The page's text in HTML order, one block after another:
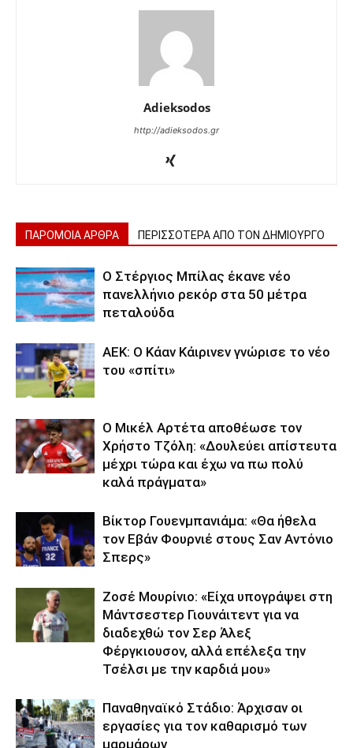
Adieksodos
http://adieksodos.gr
ΠΑΡΟΜΟΙΑ ΑΡΘΡΑ ΠΕΡΙΣΣΟΤΕΡΑ ΑΠΟ ΤΟΝ ΔΗΜΙΟΥΡΓΟ
Ο Στέργιος Μπίλας έκανε νέο
πανελλήνιο ρεκόρ στα 50 μέτρα
πεταλούδα
ΑΕΚ: Ο Κάαν Κάιρινεν γνώρισε το νέο
του «σπίτι»
Ο Μικέλ Αρτέτα αποθέωσε τον
Χρήστο Τζόλη: «Δουλεύει απίστευτα
μέχρι τώρα και έχω να πω πολύ
καλά πράγματα»
Βίκτορ Γουενμπανιάμα: «Θα ήθελα
τον Εβάν Φουρνιέ στους Σαν Αντόνιο
Σπερς»
Ζοσέ Μουρίνιο: «Είχα υπογράψει στη
Μάντσεστερ Γιουνάιτεντ για να
διαδεχθώ τον Σερ Άλεξ
Φέργκιουσον, αλλά επέλεξα την
Τσέλσι με την καρδιά μου»
Παναθηναϊκό Στάδιο: Άρχισαν οι
εργασίες για τον καθαρισμό των
μαρμάρων